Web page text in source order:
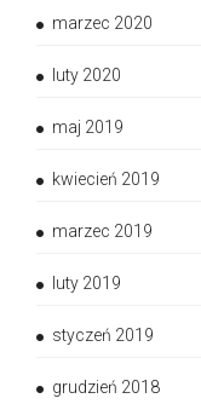
marzec 2020
luty 2020
maj 2019
kwiecień 2019
marzec 2019
luty 2019
styczeń 2019
grudzień 2018